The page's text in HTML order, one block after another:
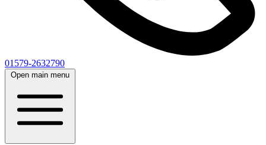
01579-2632790
Open main menu